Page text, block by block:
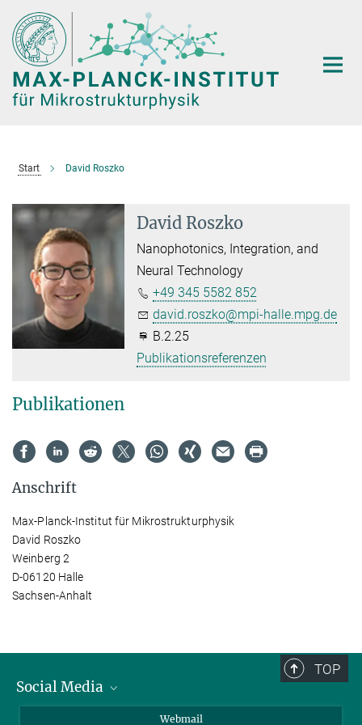
Hauptinhalt
Start David Roszko
David Roszko
Nanophotonics, Integration, and
Neural Technology
+49 345 5582 852
david.roszko@mpi-halle.mpg.de
B.2.25
Publikationsreferenzen
Publikationen
Anschrift
Max-Planck-Institut für Mikrostrukturphysik
David Roszko
Weinberg 2
D-06120 Halle
Sachsen-Anhalt
TOP
Social Media
Webmail